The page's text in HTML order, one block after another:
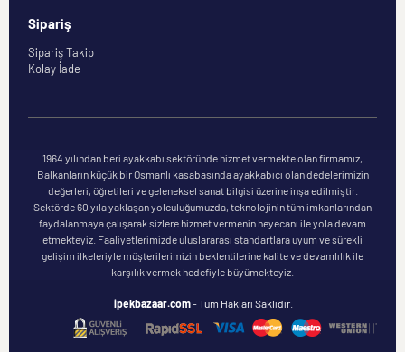
Sipariş
Sipariş Takip
Kolay İade
1964 yılından beri ayakkabı sektöründe hizmet vermekte olan firmamız,
Balkanların küçük bir Osmanlı kasabasında ayakkabıcı olan dedelerimizin
değerleri, öğretileri ve geleneksel sanat bilgisi üzerine inşa edilmiştir.
Sektörde 60 yıla yaklaşan yolculuğumuzda, teknolojinin tüm imkanlarından
faydalanmaya çalışarak sizlere hizmet vermenin heyecanı ile yola devam
etmekteyiz. Faaliyetlerimizde uluslararası standartlara uyum ve sürekli
gelişim ilkeleriyle müşterilerimizin beklentilerine kalite ve devamlılık ile
karşılık vermek hedefiyle büyümekteyiz.
ipekbazaar.com- Tüm Hakları Saklıdır.